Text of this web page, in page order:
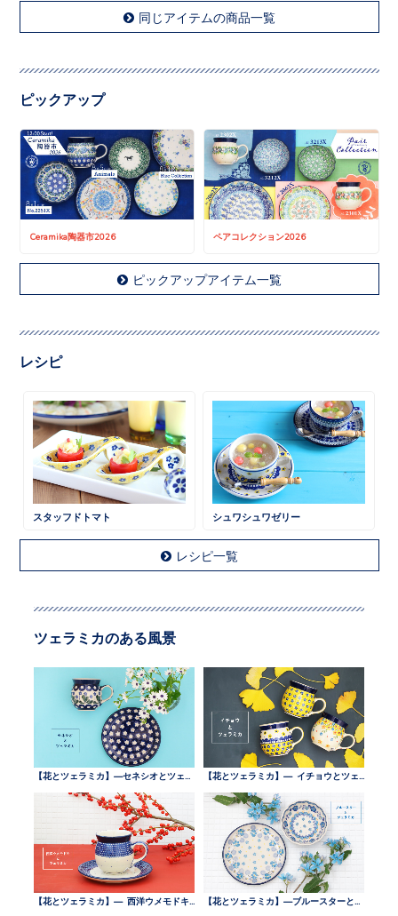
同じアイテムの商品一覧
ピックアップ
Ceramika陶器市2026 ペアコレクション2026
ピックアップアイテム一覧
レシピ
スタッフドトマト シュワシュワゼリー
レシピ一覧
ツェラミカのある風景